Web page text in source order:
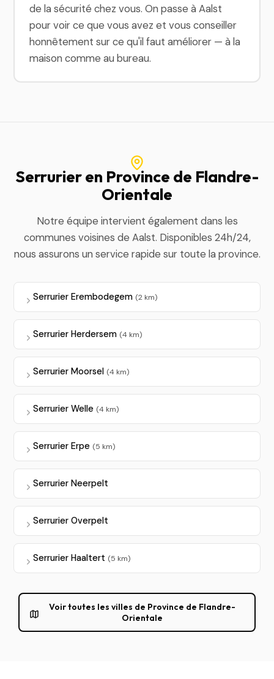
de la sécurité chez vous. On passe à Aalst
pour voir ce que vous avez et vous conseiller
honnêtement sur ce qu'il faut améliorer — à la
maison comme au bureau.
Serrurier en Province de Flandre-
Orientale
Notre équipe intervient également dans les
communes voisines de Aalst. Disponibles 24h/24,
nous assurons un service rapide sur toute la province.
Serrurier Erembodegem (2 km)
Serrurier Herdersem (4 km)
Serrurier Moorsel (4 km)
Serrurier Welle (4 km)
Serrurier Erpe (5 km)
Serrurier Neerpelt
Serrurier Overpelt
Serrurier Haaltert (5 km)
Voir toutes les villes de Province de Flandre-
Orientale